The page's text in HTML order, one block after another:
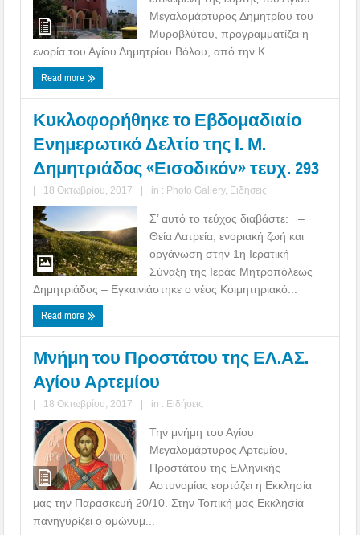
Μεγαλομάρτυρος Δημητρίου του
Μυροβλύτου, προγραμματίζει η
ενορία του Αγίου Δημητρίου Βόλου, από την Κ...
Read more
Κυκλοφορήθηκε το Εβδομαδιαίο
Ενημερωτικό Δελτίο της Ι. Μ.
Δημητριάδος «Εισοδικόν» τευχ. 293
| 18 Οκτωβρίου, 2017 | in : Photo Gallery, Ειδήσεις
Σ’ αυτό το τεύχος διαβάστε: –
Θεία Λατρεία, ενοριακή ζωή και
οργάνωση στην 1η Ιερατική
Σύναξη της Ιεράς Μητροπόλεως
Δημητριάδος – Εγκαινιάστηκε ο νέος Κοιμητηριακό...
Read more
Μνήμη του Προστάτου της ΕΛ.ΑΣ.
Αγίου Αρτεμίου
| 18 Οκτωβρίου, 2017 | in : Ειδήσεις
Την μνήμη του Αγίου
Μεγαλομάρτυρος Αρτεμίου,
Προστάτου της Ελληνικής
Αστυνομίας εορτάζει η Εκκλησία
μας την Παρασκευή 20/10. Στην Τοπική μας Εκκλησία
πανηγυρίζει ο ομώνυμ...